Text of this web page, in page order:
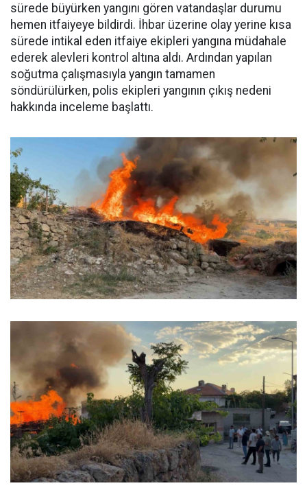
sürede büyürken yangını gören vatandaşlar durumu
hemen itfaiyeye bildirdi. İhbar üzerine olay yerine kısa
sürede intikal eden itfaiye ekipleri yangına müdahale
ederek alevleri kontrol altına aldı. Ardından yapılan
soğutma çalışmasıyla yangın tamamen
söndürülürken, polis ekipleri yangının çıkış nedeni
hakkında inceleme başlattı.